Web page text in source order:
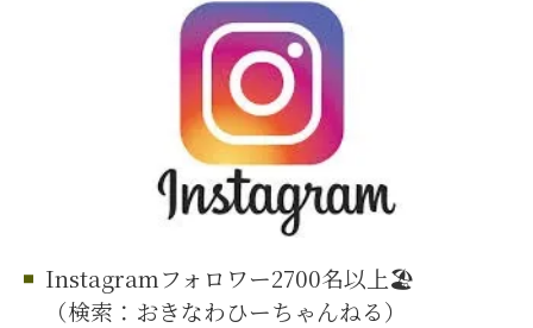
Instagramフォロワー2700名以上🏖️
（検索：おきなわひーちゃんねる）